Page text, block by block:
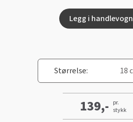
Legg i handlevogn
Størrelse:
139,- pr.
stykk